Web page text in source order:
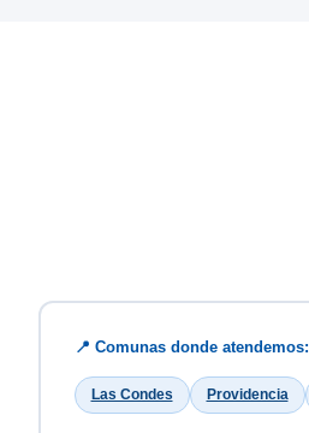
📍 Comunas donde atendemos:
Las Condes Providencia